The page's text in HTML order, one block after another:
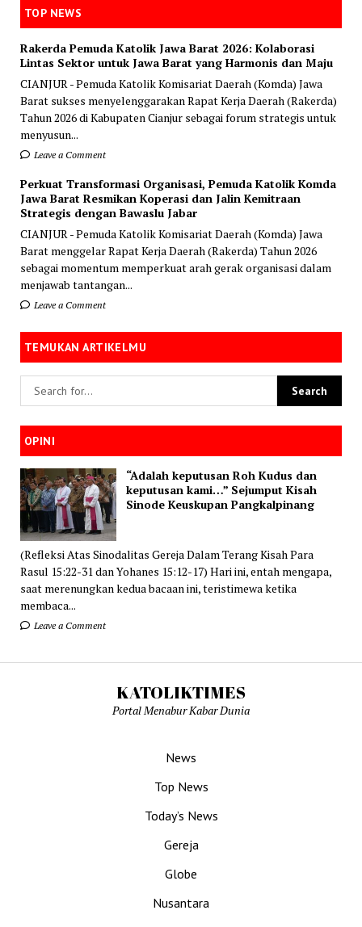
TOP NEWS
Rakerda Pemuda Katolik Jawa Barat 2026: Kolaborasi
Lintas Sektor untuk Jawa Barat yang Harmonis dan Maju
CIANJUR - Pemuda Katolik Komisariat Daerah (Komda) Jawa
Barat sukses menyelenggarakan Rapat Kerja Daerah (Rakerda)
Tahun 2026 di Kabupaten Cianjur sebagai forum strategis untuk
menyusun...
Leave a Comment
Perkuat Transformasi Organisasi, Pemuda Katolik Komda
Jawa Barat Resmikan Koperasi dan Jalin Kemitraan
Strategis dengan Bawaslu Jabar
CIANJUR - Pemuda Katolik Komisariat Daerah (Komda) Jawa
Barat menggelar Rapat Kerja Daerah (Rakerda) Tahun 2026
sebagai momentum memperkuat arah gerak organisasi dalam
menjawab tantangan...
Leave a Comment
TEMUKAN ARTIKELMU
OPINI
“Adalah keputusan Roh Kudus dan
keputusan kami…” Sejumput Kisah
Sinode Keuskupan Pangkalpinang
(Refleksi Atas Sinodalitas Gereja Dalam Terang Kisah Para
Rasul 15:22-31 dan Yohanes 15:12-17) Hari ini, entah mengapa,
saat merenungkan kedua bacaan ini, teristimewa ketika
membaca...
Leave a Comment
KATOLIKTIMES
Portal Menabur Kabar Dunia
News
Top News
Today’s News
Gereja
Globe
Nusantara